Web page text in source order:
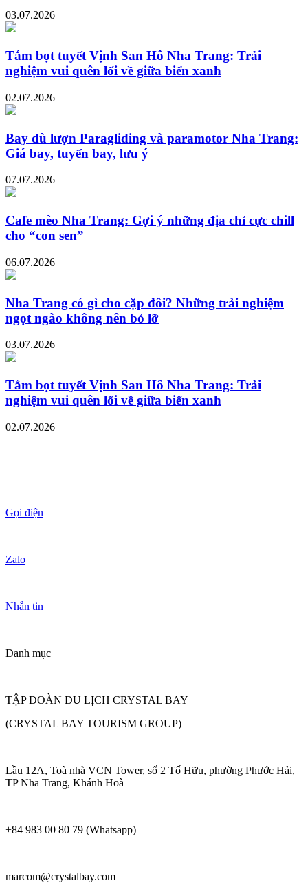
03.07.2026
Tắm bọt tuyết Vịnh San Hô Nha Trang: Trải
nghiệm vui quên lối về giữa biển xanh
02.07.2026
Bay dù lượn Paragliding và paramotor Nha Trang:
Giá bay, tuyến bay, lưu ý
07.07.2026
Cafe mèo Nha Trang: Gợi ý những địa chỉ cực chill
cho “con sen”
06.07.2026
Nha Trang có gì cho cặp đôi? Những trải nghiệm
ngọt ngào không nên bỏ lỡ
03.07.2026
Tắm bọt tuyết Vịnh San Hô Nha Trang: Trải
nghiệm vui quên lối về giữa biển xanh
02.07.2026
Gọi điện
Zalo
Nhắn tin
Danh mục
TẬP ĐOÀN DU LỊCH CRYSTAL BAY
(CRYSTAL BAY TOURISM GROUP)
Lầu 12A, Toà nhà VCN Tower, số 2 Tố Hữu, phường Phước Hải,
TP Nha Trang, Khánh Hoà
+84 983 00 80 79 (Whatsapp)
marcom@crystalbay.com